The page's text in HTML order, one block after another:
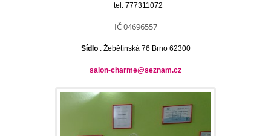
tel: 777311072
IČ 04696557
Sídlo: Žebětínská 76 Brno 62300
salon-charme@seznam.cz